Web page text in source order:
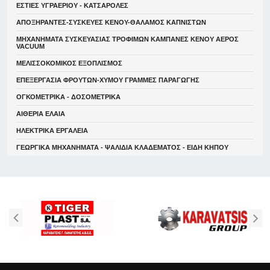
ΕΣΤΙΕΣ ΥΓΡΑΕΡΙΟΥ - ΚΑΤΣΑΡΟΛΕΣ
ΑΠΟΞΗΡΑΝΤΕΣ-ΣΥΣΚΕΥΕΣ ΚΕΝΟΥ-ΘΑΛΑΜΟΣ ΚΑΠΝΙΣΤΩΝ
ΜΗΧΑΝΗΜΑΤΑ ΣΥΣΚΕΥΑΣΙΑΣ ΤΡΟΦΙΜΩΝ ΚΑΜΠΑΝΕΣ ΚΕΝΟΥ ΑΕΡΟΣ
VACUUM
ΜΕΛΙΣΣΟΚΟΜΙΚΟΣ ΕΞΟΠΛΙΣΜΟΣ
ΕΠΕΞΕΡΓΑΣΙΑ ΦΡΟΥΤΩΝ-ΧΥΜΟΥ ΓΡΑΜΜΕΣ ΠΑΡΑΓΩΓΗΣ
ΟΓΚΟΜΕΤΡΙΚΑ - ΔΟΣΟΜΕΤΡΙΚΑ
ΑΙΘΕΡΙΑ ΕΛΑΙΑ
ΗΛΕΚΤΡΙΚΑ ΕΡΓΑΛΕΙΑ
ΓΕΩΡΓΙΚΑ ΜΗΧΑΝΗΜΑΤΑ - ΨΑΛΙΔΙΑ ΚΛΑΔΕΜΑΤΟΣ - ΕΙΔΗ ΚΗΠΟΥ